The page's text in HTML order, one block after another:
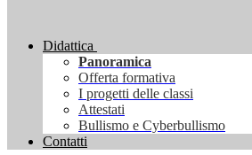
Didattica
Panoramica
Offerta formativa
I progetti delle classi
Attestati
Bullismo e Cyberbullismo
Contatti